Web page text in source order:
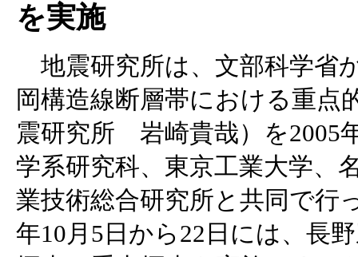
を実施
地震研究所は、文部科学省
岡構造線断層帯における重
震研究所 岩崎貴哉）を2005
学系研究科、東京工業大学、
業技術総合研究所と共同で行
年10月5日から22日には、長